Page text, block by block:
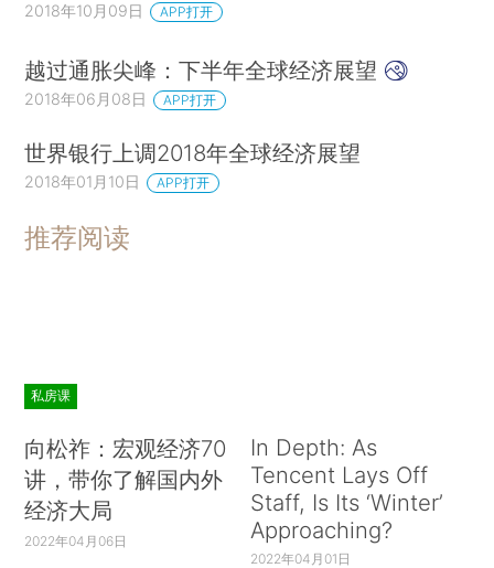
2018年10月09日 APP打开
越过通胀尖峰：下半年全球经济展望
2018年06月08日 APP打开
世界银行上调2018年全球经济展望
2018年01月10日 APP打开
推荐阅读
私房课
向松祚：宏观经济70
讲，带你了解国内外
经济大局
2022年04月06日
In Depth: As
Tencent Lays Off
Staff, Is Its ‘Winter’
Approaching?
2022年04月01日